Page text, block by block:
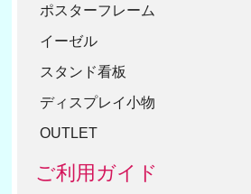
ポスターフレーム
イーゼル
スタンド看板
ディスプレイ小物
OUTLET
ご利用ガイド